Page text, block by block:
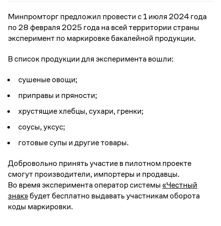
Минпромторг предложил провести с 1 июля 2024 года
по 28 февраля 2025 года на всей территории страны
эксперимент по маркировке бакалейной продукции.
В список продукции для эксперимента вошли:
сушеные овощи;
приправы и пряности;
хрустящие хлебцы, сухари, гренки;
соусы, уксус;
готовые супы и другие товары.
Добровольно принять участие в пилотном проекте
смогут производители, импортеры и продавцы.
Во время эксперимента оператор системы«Честный
знак»будет бесплатно выдавать участникам оборота
коды маркировки.